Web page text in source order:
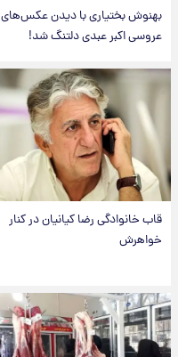
بهنوش بختیاری با دیدن عکس‌های
عروسی اکبر عبدی دلتنگ شد!
قاب خانوادگی رضا کیانیان در کنار
خواهرش